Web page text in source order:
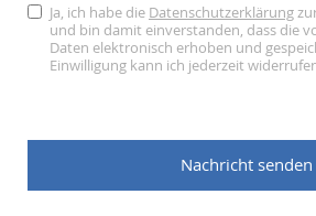
Ja, ich habe die Datenschutzerklärung
und bin damit einverstanden, dass die
Daten elektronisch erhoben und
Einwilligung kann ich jederzeit